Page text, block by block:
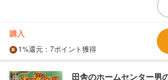
購入
1%還元 ：7ポイント獲得
田舎のホームセンター男